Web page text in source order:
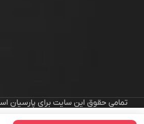
تمامی حقوق این سایت برای پارسیان